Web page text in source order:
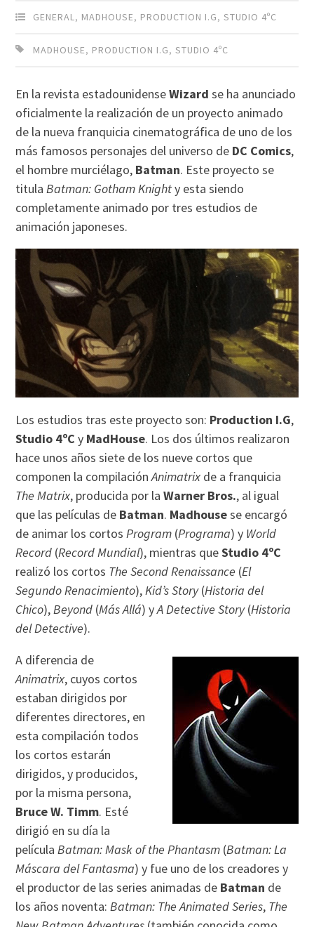
GENERAL, MADHOUSE, PRODUCTION I.G,STUDIO 4ºC
MADHOUSE, PRODUCTION I.G,STUDIO 4ºC
En la revista estadounidenseWizard se ha anunciado
oficialmente la realización de un proyecto animado
de la nueva franquicia cinematográfica de uno de los
más famosos personajes del universo de DC Comics,
el hombre murciélago, Batman. Este proyecto se
titulaBatman: Gotham Knighty esta siendo
completamente animado por tres estudios de
animación japoneses.
Los estudios tras este proyecto son: Production I.G,
Studio 4ºC y MadHouse. Los dos últimos realizaron
hace unos años siete de los nueve cortos que
componen la compilaciónAnimatrix de a franquicia
The Matrix, producida por laWarner Bros., al igual
que las películas de Batman. Madhousese encargó
de animar los cortosProgram (Programa) y World
Record (Record Mundial), mientras queStudio 4ºC
realizó los cortos The Second Renaissance (El
Segundo Renacimiento),Kid’s Story(Historia del
Chico),Beyond (Más Allá) yA Detective Story(Historia
del Detective).
A diferencia de
Animatrix, cuyos cortos
estaban dirigidos por
diferentes directores, en
esta compilación todos
los cortos estarán
dirigidos, y producidos,
por la misma persona,
Bruce W. Timm. Esté
dirigió en su día la
películaBatman: Mask of the Phantasm (Batman: La
Máscara del Fantasma) y fue uno de los creadores y
el productor de las series animadas de Batman de
los años noventa:Batman: The Animated Series, The